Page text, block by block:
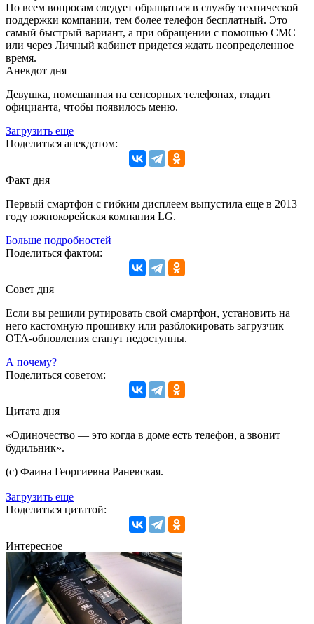
По всем вопросам следует обращаться в службу технической
поддержки компании, тем более телефон бесплатный. Это
самый быстрый вариант, а при обращении с помощью СМС
или через Личный кабинет придется ждать неопределенное
время.
Анекдот дня
Девушка, помешанная на сенсорных телефонах, гладит
официанта, чтобы появилось меню.
Загрузить еще
Поделиться анекдотом:
Факт дня
Первый смартфон с гибким дисплеем выпустила еще в 2013
году южнокорейская компания LG.
Больше подробностей
Поделиться фактом:
Совет дня
Если вы решили рутировать свой смартфон, установить на
него кастомную прошивку или разблокировать загрузчик –
OTA-обновления станут недоступны.
А почему?
Поделиться советом:
Цитата дня
«Одиночество — это когда в доме есть телефон, а звонит
будильник».
(с) Фаина Георгиевна Раневская.
Загрузить еще
Поделиться цитатой:
Интересное